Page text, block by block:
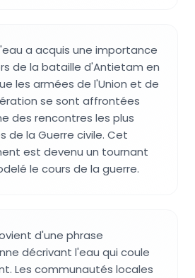
a acquis une importance
de la bataille d'Antietam en
les armées de l'Union et de
se sont affrontées
des rencontres les plus
de la Guerre civile. Cet
est devenu un tournant
le cours de la guerre.
d'une phrase
décrivant l'eau qui coule
Les communautés locales